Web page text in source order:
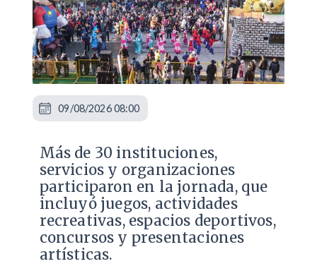
Más de 30 instituciones,
servicios y organizaciones
participaron en la jornada, que
incluyó juegos, actividades
recreativas, espacios deportivos,
concursos y presentaciones
artísticas.
09/08/2026 08:00